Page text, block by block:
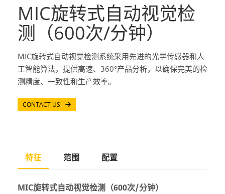
MIC旋转式自动视觉检
测（600次/分钟）
MIC旋转式自动视觉检测系统采用先进的光学传感器和人
工智能算法，提供高速、360°产品分析，以确保完美的检
测精度、一致性和生产效率。
CONTACT US
特征 范围 配置
MIC旋转式自动视觉检测（600次/分钟）